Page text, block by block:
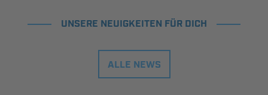
UNSERE NEUIGKEITEN FÜR DICH
ALLE NEWS